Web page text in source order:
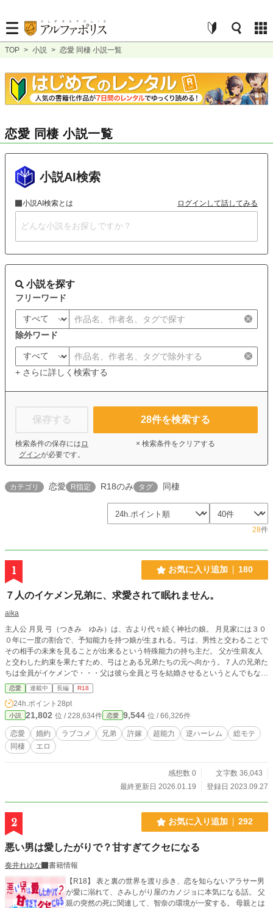
TOP > 小説 > 恋愛 同棲 小説一覧
恋愛 同棲 小説一覧
小説AI検索
小説AI検索とは ログインして話してみる
小説を探す
フリーワード
除外ワード
+ さらに詳しく検索する
保存する
検索条件の保存には ロ
グインが必要です。
28件を検索する
× 検索条件をクリアする
カテゴリ 恋愛 R指定 R18のみ タグ 同棲
28件
1 お気に入り追加 180
７人のイケメン兄弟に、求愛されて眠れません。
aika
主人公 月見 弓（つきみ ゆみ）は、古より代々続く神社の娘。 月見家には３０
０年に一度の割合で、予知能力を持つ娘が生まれる。弓は、男性と交わることで
その相手の未来を見ることが出来るという特殊能力の持ち主だ。 父が生前友人
と交わした約束を果たすため、弓はとある兄弟たちの元へ向かう。７人の兄弟た
ちは全員がイケメンで・・・父は彼ら全員と弓を結婚させるというとんでもない
約束を結んでいたことがわかり・・・・ 多重婚、超能力、なんでもありの世界
で繰り広げられる逆ハーレムラブコメディ。 ※閲覧注意 複数プレイ、マニア
ックな性的描写などが含まれる場合がございます。
恋愛 連載中 長編 R18
24h.ポイント 28pt
小説 21,802 位 / 228,634件 恋愛 9,544 位 / 66,326件
恋愛 婚約 ラブコメ 兄弟 許嫁 超能力 逆ハーレム
総モテ
同棲
エロ
感想数 0
文字数 36,043
最終更新日 2026.01.19
登録日 2023.09.27
2 お気に入り追加 292
悪い男は愛したがりで？甘すぎてクセになる
奏井れゆな
書籍情報
【R18】 表と裏の世界を渡り歩き、恋を知らないアラサー男
が愛に溺れて、さみしがり屋のカノジョに本気になる話。 父
親の突然の死に関連して、智奈の環境が一変する。 母親とは